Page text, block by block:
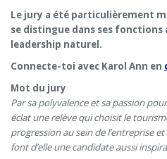
Le jury a été particulièrement
se distingue dans ses fonctions
leadership naturel.
Connecte-toi avec Karol Ann en
Mot du jury
Par sa polyvalence et sa passion
éclat une relève qui choisit le
progression au sein de l’entreprise
font d’elle une candidate aussi